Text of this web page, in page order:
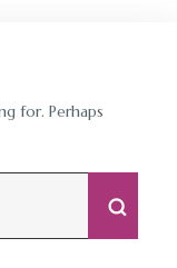
for. Perhaps